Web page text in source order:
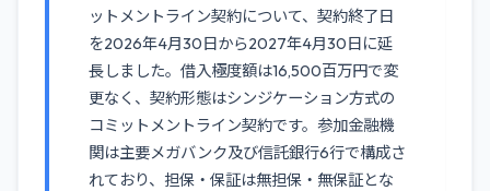
ットメントライン契約について、契約終了日
を2026年4月30日から2027年4月30日に延
長しました。借入極度額は16,500百万円で変
更なく、契約形態はシンジケーション方式の
コミットメントライン契約です。参加金融機
関は主要メガバンク及び信託銀行6行で構成さ
れており、担保・保証は無担保・無保証とな